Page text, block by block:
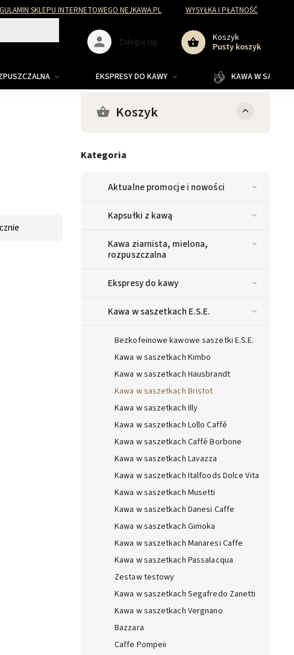
SKLEPU INTERNETOWEGO NEJKAWA.PL WYSYŁKA I PŁATNOŚĆ
Koszyk
Pusty koszyk
Zaloguj się
EKSPRESY DO KAWY KAWA W
Koszyk
Kategoria
Aktualne promocje i nowości
Kapsułki z kawą
Kawa ziarnista, mielona,
rozpuszczalna
Ekspresy do kawy
Kawa w saszetkach E.S.E.
Bezkofeinowe kawowe saszetki E.S.E.
Kawa w saszetkach Kimbo
Kawa w saszetkach Hausbrandt
Kawa w saszetkach Bristot
Kawa w saszetkach Illy
Kawa w saszetkach Lollo Caffé
Kawa w saszetkach Caffé Borbone
Kawa w saszetkach Lavazza
Kawa w saszetkach Italfoods Dolce Vita
Kawa w saszetkach Musetti
Kawa w saszetkach Danesi Caffe
Kawa w saszetkach Gimoka
Kawa w saszetkach Manaresi Caffe
Kawa w saszetkach Passalacqua
Zestaw testowy
Kawa w saszetkach Segafredo Zanetti
Kawa w saszetkach Vergnano
Bazzara
Caffe Pompeii